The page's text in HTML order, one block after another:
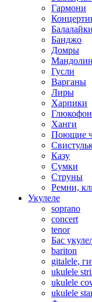
Гармони
Балалайки
Банджо
Домры
Гусли
Варганы
Лиры
Харпики
Ханги
Поющие
Казу
Сумки
Струны
Ремни,
Укулеле
soprano
concert
tenor
Бас
bariton
gitalele,
ukulele
ukulele
ukulele